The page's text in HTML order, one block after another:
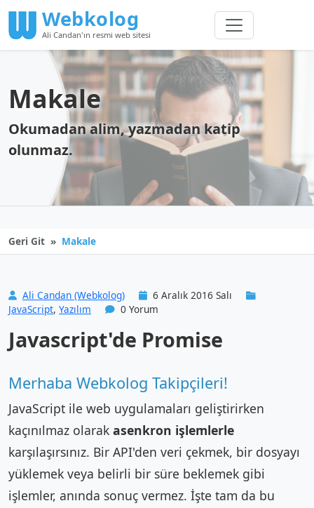
Webkolog
Ali Candan'ın resmi web sitesi
Makale
Okumadan alim, yazmadan katip
olunmaz.
Geri Git Makale
Ali Candan (Webkolog)
6 Aralık 2016 Salı
JavaScript, Yazılım 0 Yorum
Javascript'de Promise
Merhaba Webkolog Takipçileri!
JavaScript ile web uygulamaları geliştirirken
kaçınılmaz olarak asenkron işlemlerle
karşılaşırsınız. Bir API'den veri çekmek, bir dosyayı
yüklemek veya belirli bir süre beklemek gibi
işlemler, anında sonuç vermez. İşte tam da bu